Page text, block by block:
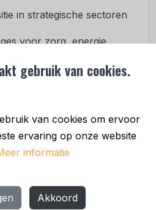
gebruik van cookies.
van cookies om ervoor
ervaring op onze website
informatie
Akkoord
in strategische sectoren
voor zorg, energie,
essentieel
de kennis, bedrijven en
AI-natie te zijn. Om dit
duidelijke nationale regie
Pact waarin alle partijen zich